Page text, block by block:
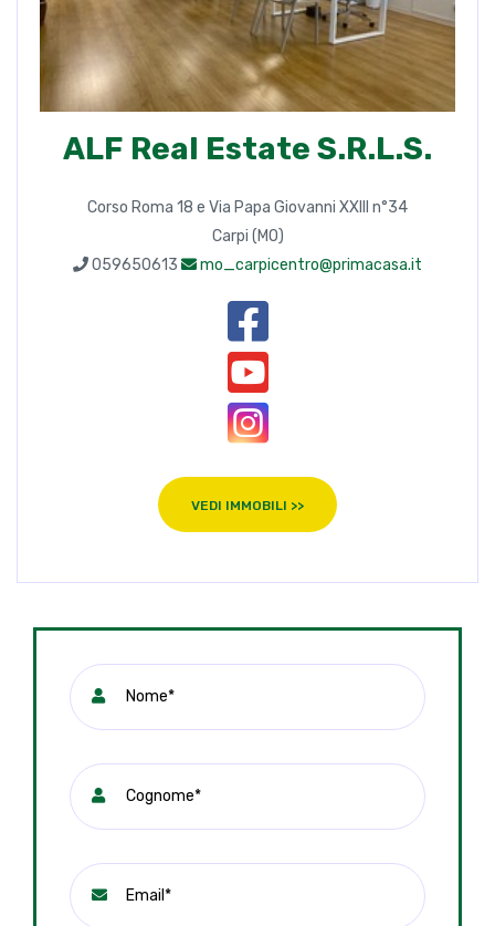
ALF Real Estate S.R.L.S.
Corso Roma 18 e Via Papa Giovanni XXIII n°34
Carpi (MO)
059650613
mo_carpicentro@primacasa.it
VEDI IMMOBILI >>